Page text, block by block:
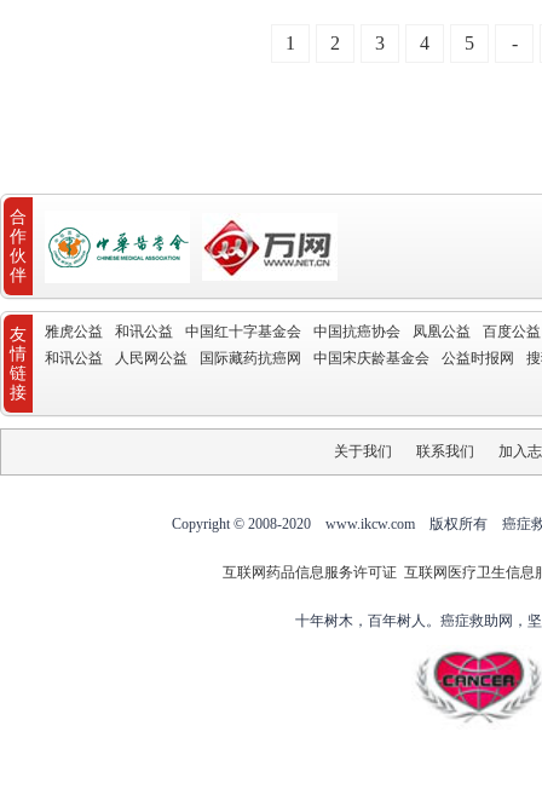
1 2 3 4 5 -
合
作
伙
伴
友
情
链
接
雅虎公益 和讯公益 中国红十字基金会 中国抗癌协会 凤凰公益
百度公益
和讯公益
人民网公益 国际藏药抗癌网 中国宋庆龄基金会 公益时报网
关于我们 联系我们 加入
Copyright © 2008-2020 www.ikcw.com 版权所有 癌症
互联网药品信息服务许可证 互联网医疗卫生信息
十年树木，百年树人。癌症救助网，